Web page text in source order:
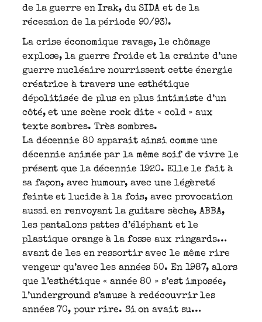
de la guerre en Irak, du SIDA et de la
récession de la période 90/93).
La crise économique ravage, le chômage
explose, la guerre froide et la crainte d’une
guerre nucléaire nourrissent cette énergie
créatrice à travers une esthétique
dépolitisée de plus en plus intimiste d’un
côté, et une scène rock dite « cold » aux
texte sombres. Très sombres.
La décennie 80 apparait ainsi comme une
décennie animée par la même soif de vivre le
présent que la décennie 1920. Elle le fait à
sa façon, avec humour, avec une légèreté
feinte et lucide à la fois, avec provocation
aussi en renvoyant la guitare sèche, ABBA,
les pantalons pattes d’éléphant et le
plastique orange à la fosse aux ringards…
avant de les en ressortir avec le même rire
vengeur qu’avec les années 50. En 1987, alors
que l’esthétique « année 80 » s’est imposée,
l’underground s’amuse à redécouvrir les
années 70, pour rire. Si on avait su…